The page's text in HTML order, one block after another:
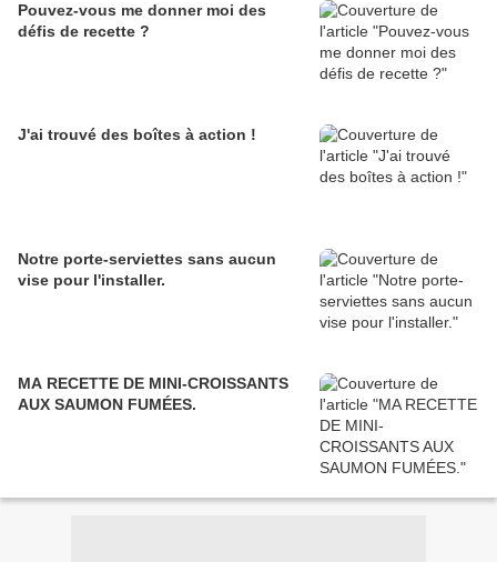
Pouvez-vous me donner moi des
défis de recette ?
J'ai trouvé des boîtes à action !
Notre porte-serviettes sans aucun
vise pour l'installer.
MA RECETTE DE MINI-CROISSANTS
AUX SAUMON FUMÉES.